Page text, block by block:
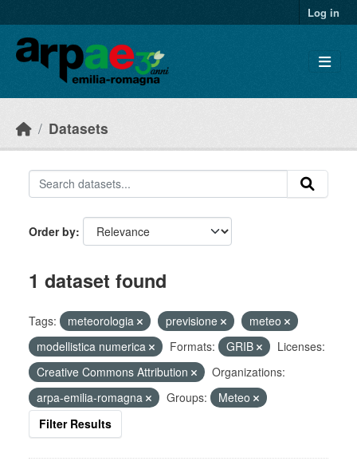
Log in
Datasets
Order by
1 dataset found
Tags: meteorologia previsione
meteo
modellistica numerica
Formats: GRIB
Licenses:
Creative Commons Attribution
Organizations:
arpa-emilia-romagna
Groups:
Meteo
Filter Results